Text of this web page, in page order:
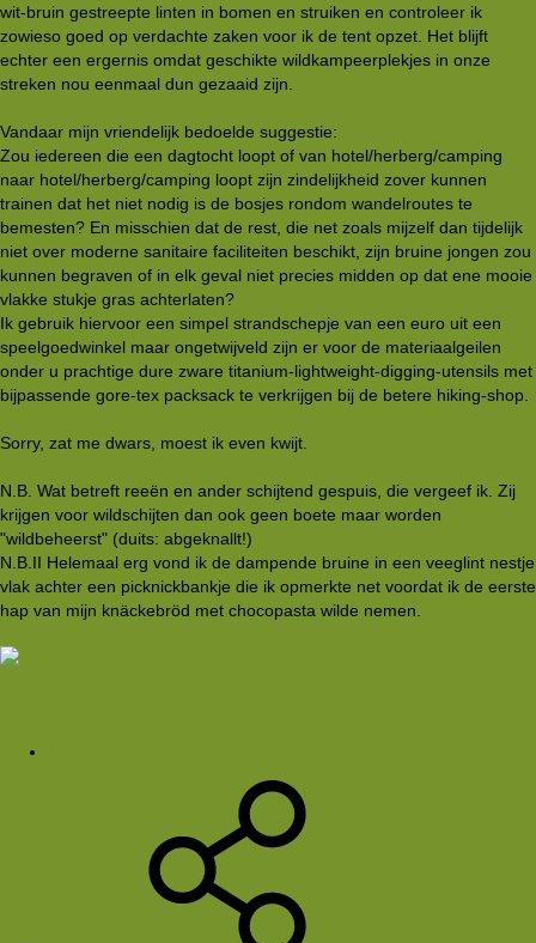
wit-bruin gestreepte linten in bomen en struiken en controleer ik
zowieso goed op verdachte zaken voor ik de tent opzet. Het blijft
echter een ergernis omdat geschikte wildkampeerplekjes in onze
streken nou eenmaal dun gezaaid zijn.
Vandaar mijn vriendelijk bedoelde suggestie:
Zou iedereen die een dagtocht loopt of van hotel/herberg/camping
naar hotel/herberg/camping loopt zijn zindelijkheid zover kunnen
trainen dat het niet nodig is de bosjes rondom wandelroutes te
bemesten? En misschien dat de rest, die net zoals mijzelf dan tijdelijk
niet over moderne sanitaire faciliteiten beschikt, zijn bruine jongen zou
kunnen begraven of in elk geval niet precies midden op dat ene mooie
vlakke stukje gras achterlaten?
Ik gebruik hiervoor een simpel strandschepje van een euro uit een
speelgoedwinkel maar ongetwijveld zijn er voor de materiaalgeilen
onder u prachtige dure zware titanium-lightweight-digging-utensils met
bijpassende gore-tex packsack te verkrijgen bij de betere hiking-shop.
Sorry, zat me dwars, moest ik even kwijt.
N.B. Wat betreft reeën en ander schijtend gespuis, die vergeef ik. Zij
krijgen voor wildschijten dan ook geen boete maar worden
"wildbeheerst" (duits: abgeknallt!)
N.B.II Helemaal erg vond ik de dampende bruine in een veeglint nestje
vlak achter een picknickbankje die ik opmerkte net voordat ik de eerste
hap van mijn knäckebröd met chocopasta wilde nemen.